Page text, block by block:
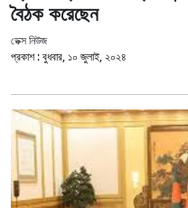
বৈঠক করেছেন
ডেক্স নিউজ
প্রকাশ :বুধবার, ১০ জুলাই, ২০২৪